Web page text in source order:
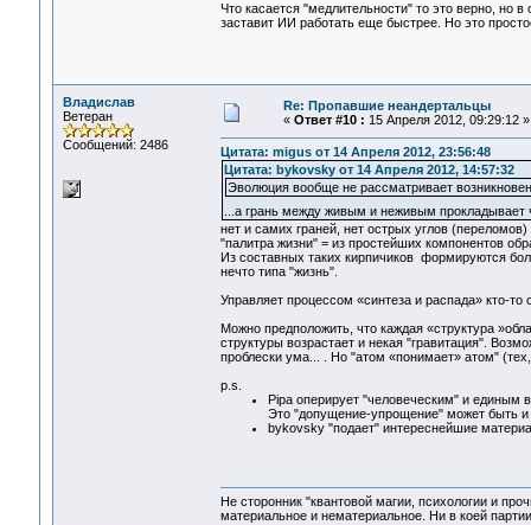
Что касается "медлительности" то это верно, но
заставит ИИ работать еще быстрее. Но это
Владислав
Ветеран
Сообщений: 2486
Re: Пропавшие неандертальцы
« Ответ #10 : 15 Апреля 2012, 09:29:12 »
Цитата: migus от 14 Апреля 2012, 23:56:48
Цитата: bykovsky от 14 Апреля 2012, 14:57:32
Эволюция вообще не рассматривает
...а грань между живым и неживым прокладывает
нет и самих граней, нет острых углов
"палитра жизни" = из простейших компонентов
Из составных таких кирпичиков формируются
нечто типа "жизнь".
Управляет процессом «синтеза и распада» кто-то
Можно предположить, что каждая «структура
структуры возрастает и некая "гравитация".
проблески ума... . Но "атом «понимает» атом"
p.s.
Pipa оперирует "человеческим" и единым
Это "допущение-упрощение" может быть
bykovsky "подает" интереснейшие
Не сторонник "квантовой магии, психологии и
материальное и нематериальное. Ни в коей